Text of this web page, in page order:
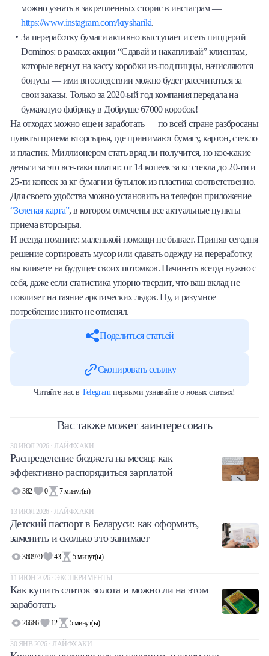
можно узнать в закрепленных сторис в инстаграм —
https://www.instagram.com/kryshariki.
За переработку бумаги активно выступает и сеть пиццерий
Dominos: в рамках акции “Сдавай и накапливай” клиентам,
которые вернут на кассу коробки из-под пиццы, начисляются
бонусы — ими впоследствии можно будет рассчитаться за
свои заказы. Только за 2020-ый год компания передала на
бумажную фабрику в Добруше 67000 коробок!
На отходах можно еще и заработать — по всей стране разбросаны
пункты приема вторсырья, где принимают бумагу, картон, стекло
и пластик. Миллионером стать вряд ли получится, но кое-какие
деньги за это все-таки платят: от 14 копеек за кг стекла до 20-ти и
25-ти копеек за кг бумаги и бутылок из пластика соответственно.
Для своего удобства можно установить на телефон приложение
“Зеленая карта”, в котором отмечены все актуальные пункты
приема вторсырья.
И всегда помните: маленькой помощи не бывает. Приняв сегодня
решение сортировать мусор или сдавать одежду на переработку,
вы влияете на будущее своих потомков. Начинать всегда нужно с
себя, даже если статистика упорно твердит, что ваш вклад не
повлияет на таяние арктических льдов. Ну, и разумное
потребление никто не отменял.
Поделиться статьей
Скопировать ссылку
Читайте нас вTelegram первыми узнавайте о новых статьях!
Вас также может заинтересовать
30 ИЮЛ 2026 · ЛАЙФХАКИ
Распределение бюджета на месяц: как
эффективно распорядиться зарплатой
382 0 7минут(ы)
13 ИЮЛ 2026 · ЛАЙФХАКИ
Детский паспорт в Беларуси: как оформить,
заменить и сколько это занимает
360979 43 5минут(ы)
11 ИЮН 2026 · ЭКСПЕРИМЕНТЫ
Как купить слиток золота и можно ли на этом
заработать
26686 12 5минут(ы)
30 ЯНВ 2026 · ЛАЙФХАКИ